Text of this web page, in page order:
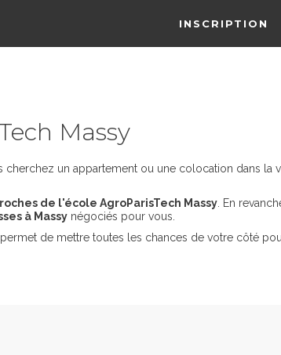
INSCRIPTION
Massy
cherchez un appartement ou une colocation dans la
de l'école AgroParisTech Massy . En
à Massy négociés pour vous.
de mettre toutes les chances de votre côté